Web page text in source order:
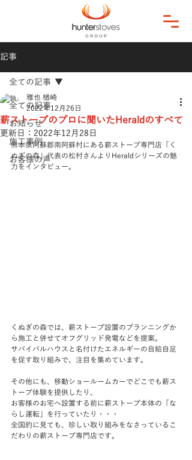
記事
全ての記事
お知らせ
施工事例
お客様の声
全ての記事
薪ストーブのプロに聞いたHeraldのすべて
雅也 楢崎
2022年12月26日
更新日： 2022年12月28日
熊本県阿蘇郡南阿蘇村にある薪ストーブ専門店「く
ぬぎの森」代表の松村さんよりHeraldシリーズの魅
力をインタビュー。
くぬぎの森では、薪ストーブ設置のプランニングか
ら施工と併せてオフグリッド発電などを提案。
サバイバルハウスと名付けたエネルギーの自給自足
を促す取り組みで、注目を集めています。
その他にも、移動ショールームカーでどこでも薪ス
トーブ体験を提供したり、
お客様のお宅へ設置する前に薪ストーブ本体の「な
らし運転」を行っていたり・・・
全国的に見ても、珍しい取り組みをなさっているこ
だわりの薪ストーブ専門店です。